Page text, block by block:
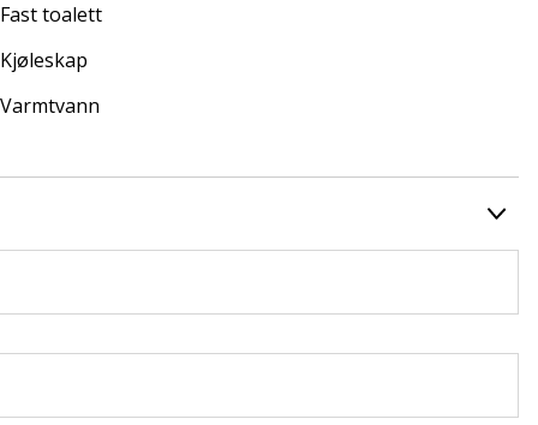
Fast toalett
Kjøleskap
Varmtvann